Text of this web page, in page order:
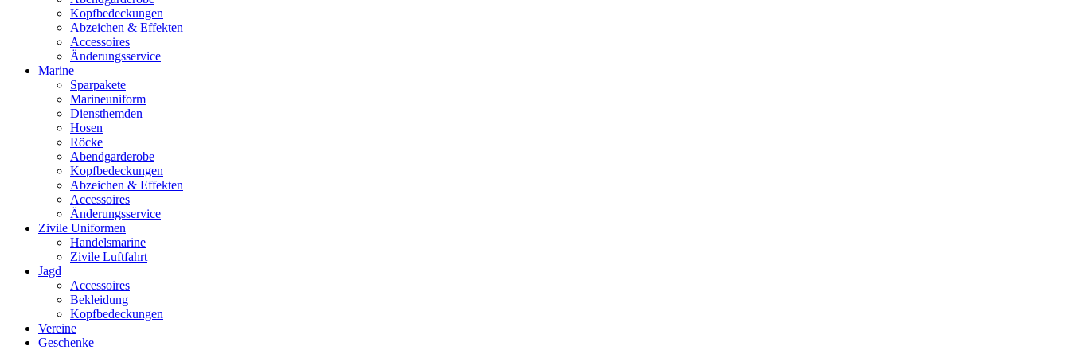
Kopfbedeckungen
Abzeichen & Effekten
Accessoires
Änderungsservice
Marine
Sparpakete
Marineuniform
Diensthemden
Hosen
Röcke
Abendgarderobe
Kopfbedeckungen
Abzeichen & Effekten
Accessoires
Änderungsservice
Zivile Uniformen
Handelsmarine
Zivile Luftfahrt
Jagd
Accessoires
Bekleidung
Kopfbedeckungen
Vereine
Geschenke